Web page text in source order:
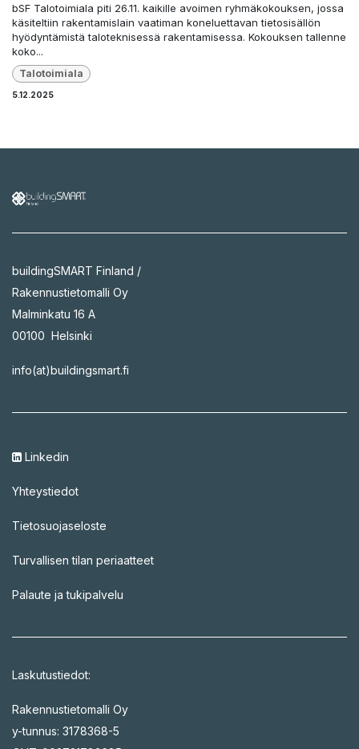
bSF Talotoimiala piti 26.11. kaikille avoimen ryhmäkokouksen, jossa
käsiteltiin rakentamislain vaatiman koneluettavan tietosisällön
hyödyntämistä taloteknisessä rakentamisessa. Kokouksen tallenne
koko...
Talotoimiala
5.12.2025
buildingSMART Finland /
Rakennustietomalli Oy
Malminkatu 16 A
00100 Helsinki
info(at)buildingsmart.fi
Linkedin
Yhteystiedot
Tietosuojaseloste
Turvallisen tilan periaatteet
Palaute ja tukipalvelu
Laskutustiedot:
Rakennustietomalli Oy
y-tunnus: 3178368-5